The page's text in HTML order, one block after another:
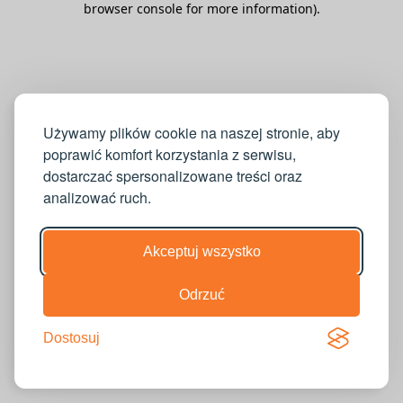
Używamy plików cookie na naszej stronie, aby
poprawić komfort korzystania z serwisu,
dostarczać spersonalizowane treści oraz
analizować ruch.
Akceptuj wszystko
Odrzuć
Dostosuj
browser console for more information).